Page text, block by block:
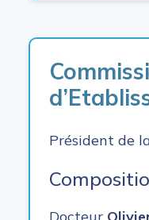
Président de